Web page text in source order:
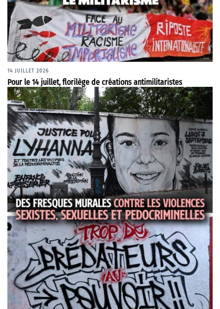
14 JUILLET 2026
Pour le 14 juillet, florilège de créations antimilitaristes